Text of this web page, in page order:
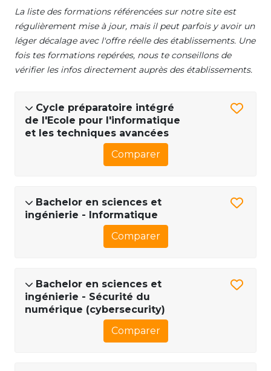
La liste des formations référencées sur notre site est
régulièrement mise à jour, mais il peut parfois y avoir un
léger décalage avec l'offre réelle des établissements. Une
fois tes formations repérées, nous te conseillons de
vérifier les infos directement auprès des établissements.
Cycle préparatoire intégré
de l'Ecole pour l'informatique
et les techniques avancées
Comparer
Bachelor en sciences et
ingénierie - Informatique
Comparer
Bachelor en sciences et
ingénierie - Sécurité du
numérique (cybersecurity)
Comparer